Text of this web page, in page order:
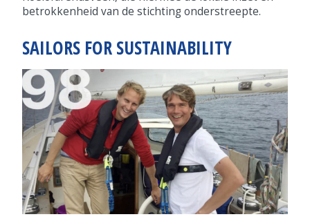
betrokkenheid van de stichting onderstreepte.
SAILORS FOR SUSTAINABILITY